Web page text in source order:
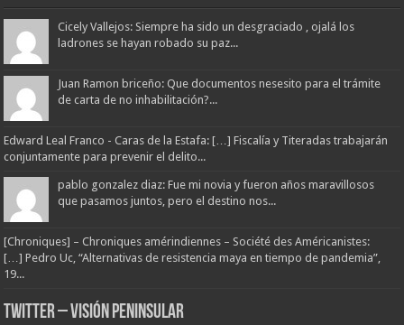
Cicely Vallejos: Siempre ha sido un desgraciado , ojalá los
ladrones se hayan robado su paz...
Juan Ramon briceño: Que documentos nesesito para el trámite
de carta de no inhabilitación?...
Edward Leal Franco - Caras de la Estafa: […] Fiscalía y Titeradas trabajarán
conjuntamente para prevenir el delito...
pablo gonzalez diaz: Fue mi novia y fueron años maravillosos
que pasamos juntos, pero el destino nos...
[Chroniques] – Chroniques amérindiennes – Société des Américanistes:
[…] Pedro Uc, “Alternativas de resistencia maya en tiempo de pandemia”,
19...
Twitter – Visión Peninsular